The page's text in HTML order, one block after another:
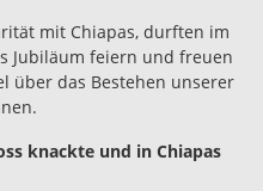
mit Chiapas, durften im
Jubiläum feiern und freuen
über das Bestehen unserer
knackte und in Chiapas